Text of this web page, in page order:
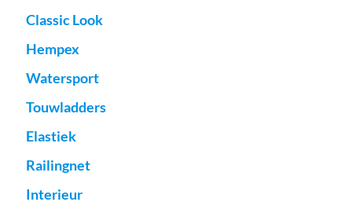
Classic Look
Hempex
Watersport
Touwladders
Elastiek
Railingnet
Interieur